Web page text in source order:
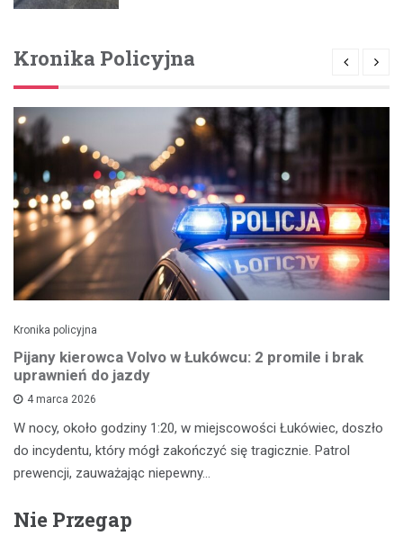
Kronika Policyjna
Kronika policyjna
Pijany kierowca Volvo w Łukówcu: 2 promile i brak
uprawnień do jazdy
4 marca 2026
W nocy, około godziny 1:20, w miejscowości Łukówiec, doszło
do incydentu, który mógł zakończyć się tragicznie. Patrol
prewencji, zauważając niepewny…
Nie Przegap